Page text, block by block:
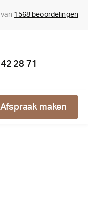
1568 beoordelingen
28 71
Afspraak maken